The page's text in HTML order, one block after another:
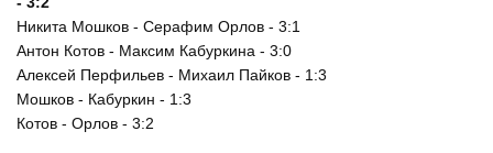
Никита Мошков - Серафим Орлов - 3:1
Антон Котов - Максим Кабуркина - 3:0
Алексей Перфильев - Михаил Пайков - 1:3
Мошков - Кабуркин - 1:3
Котов - Орлов - 3:2